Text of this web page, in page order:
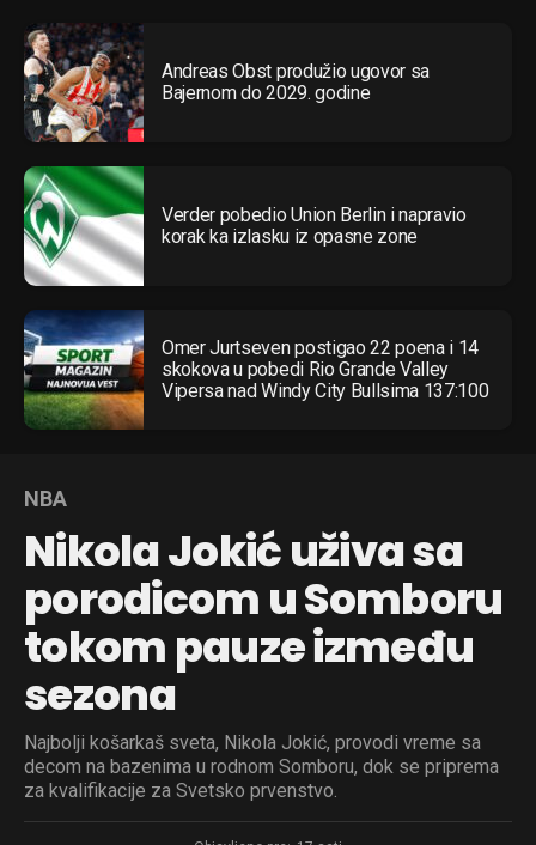
Andreas Obst produžio ugovor sa
Bajernom do 2029. godine
Verder pobedio Union Berlin i napravio
korak ka izlasku iz opasne zone
Omer Jurtseven postigao 22 poena i 14
skokova u pobedi Rio Grande Valley
Vipersa nad Windy City Bullsima 137:100
NBA
Nikola Jokić uživa sa
porodicom u Somboru
tokom pauze između
sezona
Najbolji košarkaš sveta, Nikola Jokić, provodi vreme sa
decom na bazenima u rodnom Somboru, dok se priprema
za kvalifikacije za Svetsko prvenstvo.